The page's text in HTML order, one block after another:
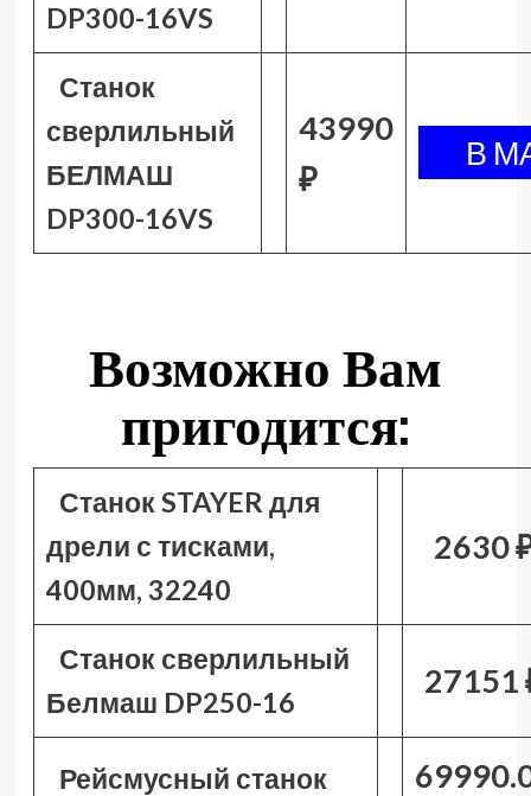
DP300-16VS
Станок
сверлильный
БЕЛМАШ
DP300-16VS
43990
₽
Возможно Вам
пригодится:
Станок STAYER для
дрели с тисками,
400мм, 32240
2630
Станок сверлильный
Белмаш DP250-16
27151
Рейсмусный станок